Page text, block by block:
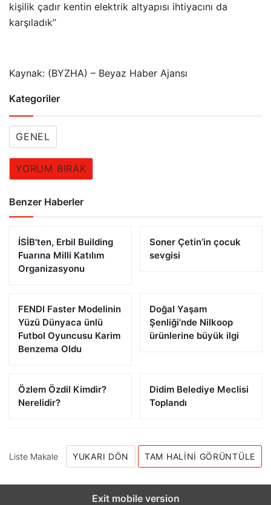
kişilik çadır kentin elektrik altyapısı ihtiyacını da
karşıladık”
Kaynak: (BYZHA) – Beyaz Haber Ajansı
Kategoriler
GENEL
YORUM BIRAK
Benzer Haberler
İSİB'ten, Erbil Building
Fuarına Milli Katılım
Organizasyonu
Soner Çetin’in çocuk
sevgisi
FENDI Faster Modelinin
Yüzü Dünyaca ünlü
Futbol Oyuncusu Karim
Benzema Oldu
Doğal Yaşam
Şenliği’nde Nilkoop
ürünlerine büyük ilgi
Özlem Özdil Kimdir?
Nerelidir?
Didim Belediye Meclisi
Toplandı
Liste Makale YUKARI DÖN TAM HALINI GÖRÜNTÜLE
Exit mobile version